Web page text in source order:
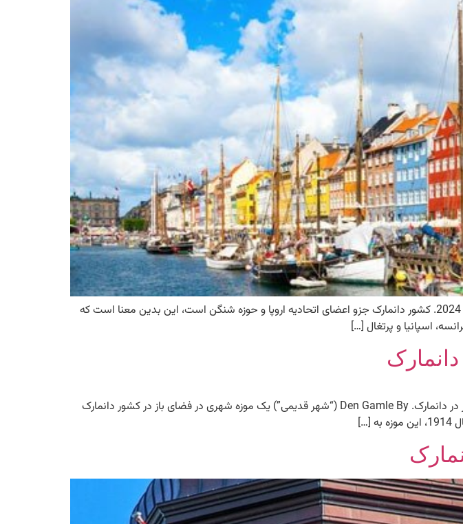
مهاجرت به دانمارک-انواع روش ها در سال 2024 مهاجرت به دانمارک-انواع روش ها ذر سال 2024. کشور دانمارک جزو اعضای اتحادیه اروپا و حوزه شنگن است، این بدین معنا است که
شهر قدیمی-یک موزه به وسعت یک شهر در دانمارک شهر قدیمی-یک موزه به وسعت یک شهر در دانمارک. Den Gamle By (“شهر قدیمی”) یک موزه شهری در فضای باز در کشور دانمارک